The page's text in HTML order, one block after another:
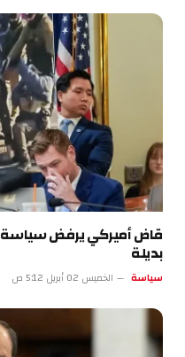
قاض أميركي يرفض سياسة
بديلة
سياسة الخميس 02 أبريل 5:12 ص